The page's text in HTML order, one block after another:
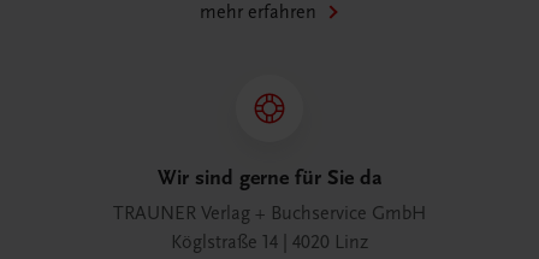
mehr erfahren
Wir sind gerne für Sie da
TRAUNER Verlag + Buchservice GmbH
Köglstraße 14 | 4020 Linz